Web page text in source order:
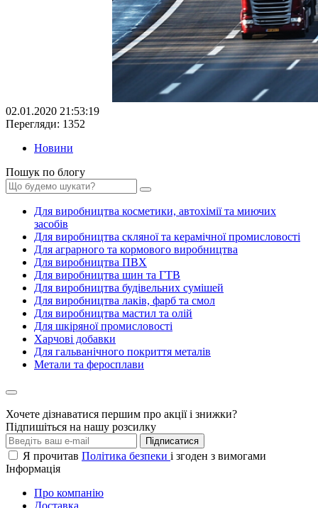
02.01.2020 21:53:19
Перегляди: 1352
Новини
Пошук по блогу
Для виробництва косметики, автохімії та миючих
засобів
Для виробництва скляної та керамічної промисловості
Для аграрного та кормового виробництва
Для виробництва ПВХ
Для виробництва шин та ГТВ
Для виробництва будівельних сумішей
Для виробництва лаків, фарб та смол
Для виробництва мастил та олій
Для шкіряної промисловості
Харчові добавки
Для гальванічного покриття металів
Метали та феросплави
Хочете дізнаватися першим про акції і знижки?
Підпишіться на нашу розсилку
Підписатися
Я прочитав Політика безпеки і згоден з вимогами
Інформація
Про компанію
Доставка